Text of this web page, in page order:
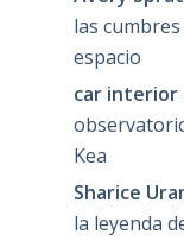
las
espacio
car interior
Kea
Sharice
la leyenda